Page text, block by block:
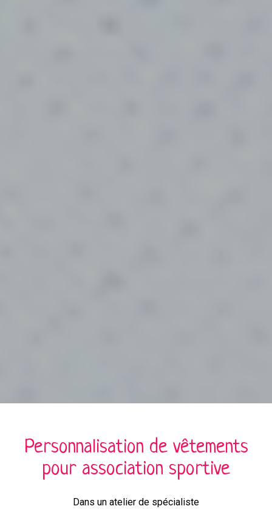
Personnalisation de vêtements
pour association sportive
Dans un atelier de spécialiste